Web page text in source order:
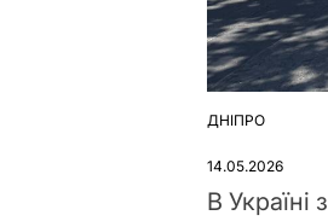
ОПУБЛІКУВАТИ
ДНІПРО
14.05.2026
В Україні